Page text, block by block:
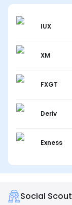
IUX
XM
FXGT
Deriv
Exness
Social Scout